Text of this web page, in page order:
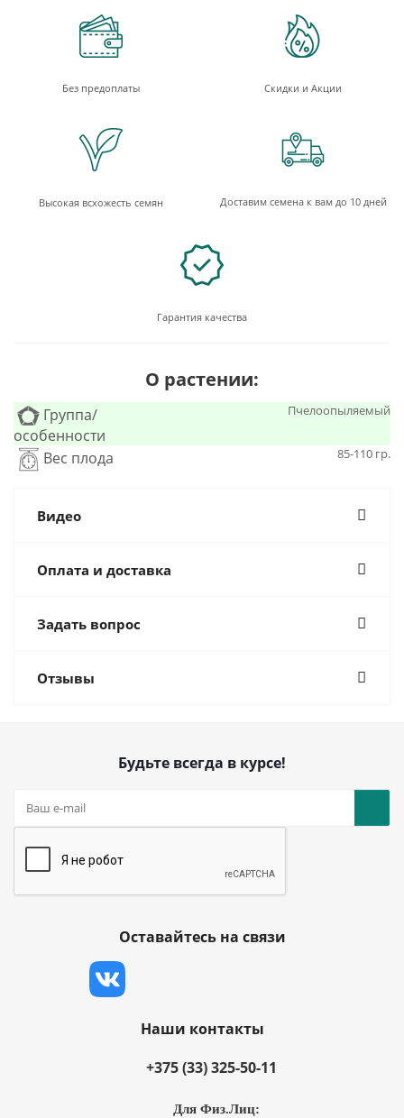
Без предоплаты Скидки и Акции
Высокая всхожесть семян Доставим семена к вам до 10 дней
Гарантия качества
О растении:
Группа/
особенности
Пчелоопыляемый
Вес плода 85-110 гр.
Видео
Оплата и доставка
Задать вопрос
Отзывы
Будьте всегда в курсе!
Оставайтесь на связи
Наши контакты
+375 (33) 325-50-11
Для Физ.Лиц: